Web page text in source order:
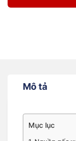
Mô tả
Mục lục